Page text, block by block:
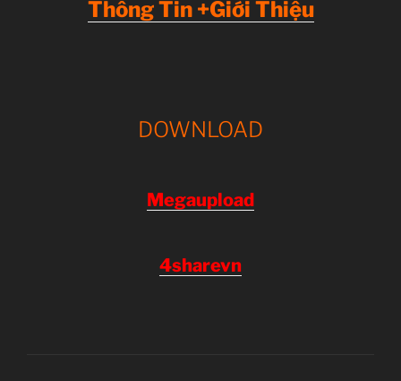
Thông Tin +Giới Thiệu
DOWNLOAD
Megaupload
4sharevn